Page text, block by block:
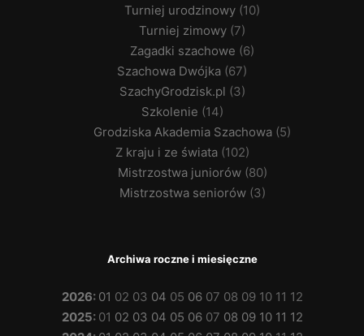
Turniej urodzinowy (10)
Turniej zimowy (7)
Zagadki szachowe (6)
Szachowa Dwójka (67)
SzachyGrodzisk.pl (3)
Szkolenie (14)
Grodziska Akademia Szachowa (5)
Z kraju i ze świata(102)
Mistrzostwa juniorów(80)
Mistrzostwa seniorów(3)
Archiwa roczne i miesięczne
2026: 01 02 03 04 05 06 07 08 09 10 11 12
2025: 01 02 03 04 05 06 07 08 09 10 11 12